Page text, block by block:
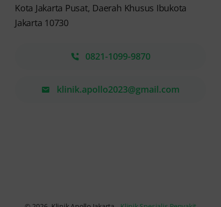
Kota Jakarta Pusat, Daerah Khusus Ibukota
Jakarta 10730
0821-1099-9870
klinik.apollo2023@gmail.com